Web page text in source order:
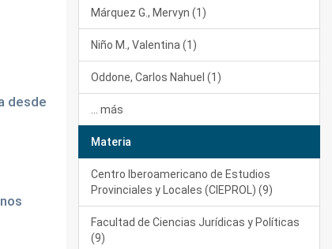
desde
Márquez G., Mervyn (1)
Niño M., Valentina (1)
Oddone, Carlos Nahuel (1)
... más
Materia
Centro Iberoamericano de Estudios
Provinciales y Locales (CIEPROL) (9)
Facultad de Ciencias Jurídicas y Políticas
(9)